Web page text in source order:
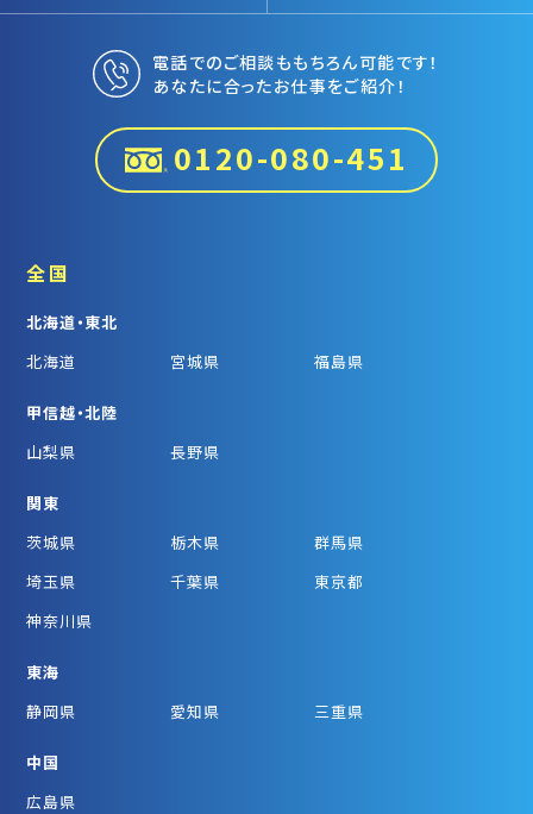
電話でのご相談ももちろん可能です！
あなたに合ったお仕事をご紹介！
0120-080-451
全国
北海道・東北
北海道
宮城県 福島県
甲信越・北陸
山梨県
長野県
関東
茨城県
栃木県
群馬県
埼玉県
千葉県
東京都
神奈川県
東海
静岡県
愛知県 三重県
中国
広島県